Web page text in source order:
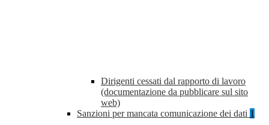
Dirigenti cessati dal rapporto di lavoro
(documentazione da pubblicare sul sito
web)
Sanzioni per mancata comunicazione dei dati 1